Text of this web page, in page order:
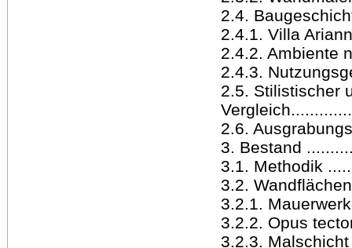
2.4.
2.4.1. Villa
2.4.2. Ambiente
2.4.3.
2.5. Stilistischer
2.6.
3. Bestand
3.1. Methodik
3.2.
3.2.1.
3.2.2. Opus
3.2.3.